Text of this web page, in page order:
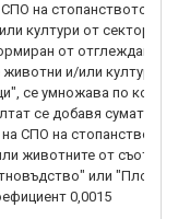
на стопанството не
култури от сектор
от отглежданите
и/или култури от
се умножава по
се добавя сумата,
СПО на стопанството,
животните от
или
0,0015